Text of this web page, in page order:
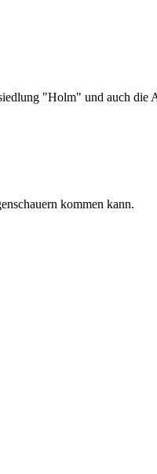
"Holm" und auch die
kommen kann.